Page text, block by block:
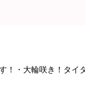
！・大輪咲き！タイ